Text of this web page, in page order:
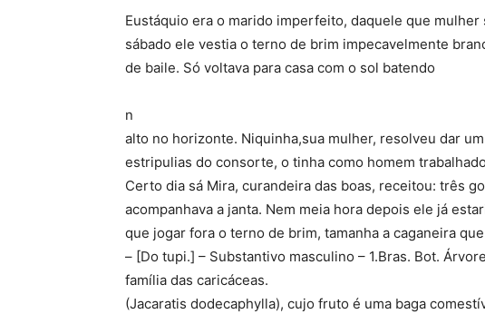
Eustáquio era o marido imperfeito, daquele que
sábado ele vestia o terno de brim impecavelmente
de baile. Só voltava para casa com o sol batendo
n
alto no horizonte. Niquinha,sua mulher, resolveu dar
estripulias do consorte, o tinha como homem
Certo dia sá Mira, curandeira das boas, receitou: três
acompanhava a janta. Nem meia hora depois ele já
que jogar fora o terno de brim, tamanha a caganeira
– [Do tupi.] – Substantivo masculino – 1.Bras. Bot.
família das caricáceas.
(Jacaratis dodecaphylla), cujo fruto é uma baga